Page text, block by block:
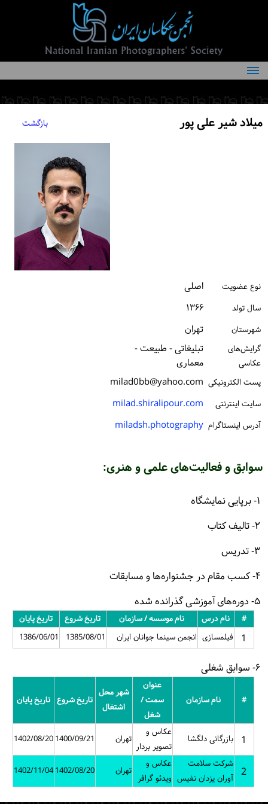
درباره انجمن
کمیته‌های انجمن
اعضاء انجمنمیلاد شیر علی پور بازگشت
نوع عضویت اصلی
سال تولد ۱۳۶۶
شهرستان تهران
گرایش‌های
عکاسی
تبلیغاتی - طبیعت -
معماری
پست الكترونیكی milad0bb@yahoo.com
سایت اینترنتی milad.shiralipour.com
آدرس اینستاگرام miladsh.photography
سوابق و فعالیت‌های علمی و هنری:
۱- برپایی نمایشگاه
۲- تالیف کتاب
۳- تدریس
۴- کسب مقام در جشنواره‌ها و مسابقات
۵- دوره‌های آموزشی گذرانده شده
# نام درس نام موسسه / سازمان تاریخ شروع تاریخ پایان
1 فیلمسازی انجمن سینما جوانان ایران 1385/08/01
1386/06/01
۶- سوابق شغلی
# نام سازمان
عنوان
سمت /
شغل
شهر محل
اشتغال
تاریخ شروع تاریخ پایان
1 بازرگانی دلگشا
عکاس و
تصویر بردار
تهران 1400/09/21
1402/08/20
2
شرکت سلامت
آوران يزدان نفيس
عکاس و
ویدئو گرافر
تهران 1402/08/20
1402/11/04